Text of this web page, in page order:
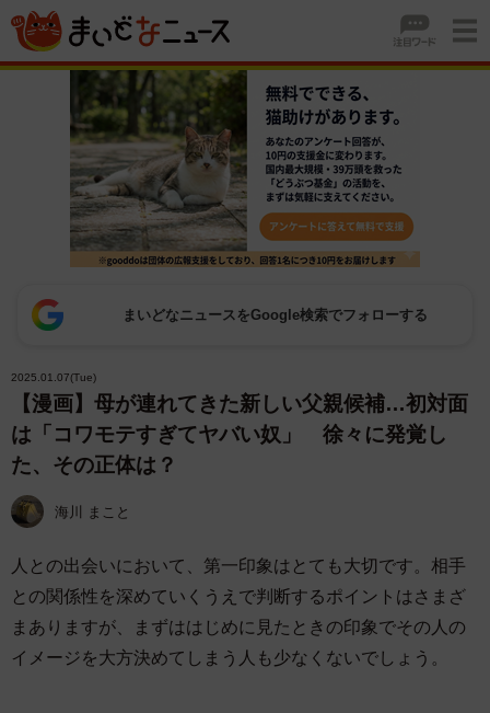
まいどなニュースをGoogle検索でフォローする
2025.01.07(Tue)
【漫画】母が連れてきた新しい父親候補…初対面
は「コワモテすぎてヤバい奴」 徐々に発覚し
た、その正体は？
海川 まこと
人との出会いにおいて、第一印象はとても大切です。相手
との関係性を深めていくうえで判断するポイントはさまざ
まありますが、まずははじめに見たときの印象でその人の
イメージを大方決めてしまう人も少なくないでしょう。